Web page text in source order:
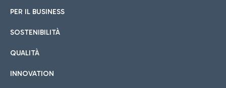
PER IL BUSINESS
SOSTENIBILITÀ
QUALITÀ
INNOVATION